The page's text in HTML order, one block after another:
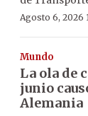
Agosto 6, 2026
Mundo
La ola de
junio
Alemania